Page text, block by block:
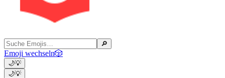
🔎
Emoji wechseln🎲
🌙💡
🌙💡